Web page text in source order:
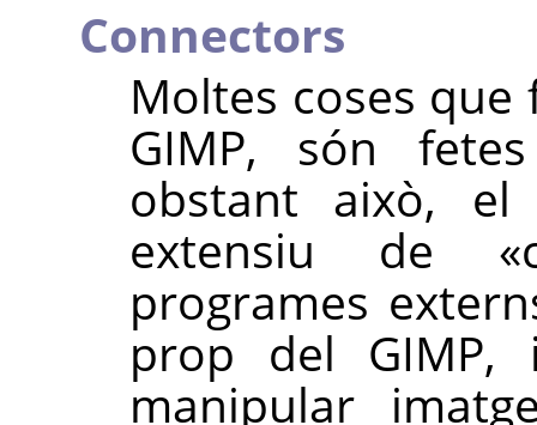
Connectors
Moltes coses
GIMP, són
obstant això,
extensiu de «
programes
prop del GIMP,
manipular